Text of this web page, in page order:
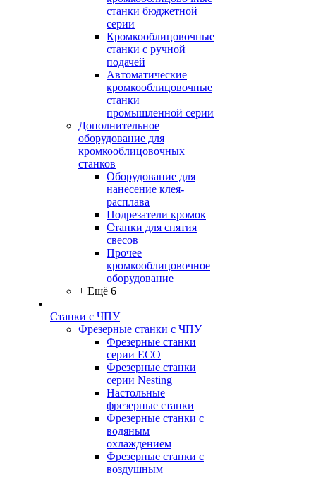
станки бюджетной
серии
Кромкооблицовочные
станки с ручной
подачей
Автоматические
кромкооблицовочные
станки
промышленной серии
Дополнительное
оборудование для
кромкооблицовочных
станков
Оборудование для
нанесение клея-
расплава
Подрезатели кромок
Станки для снятия
свесов
Прочее
кромкооблицовочное
оборудование
+ Ещё 6
Станки с ЧПУ
Фрезерные станки с ЧПУ
Фрезерные станки
серии ECO
Фрезерные станки
серии Nesting
Настольные
фрезерные станки
Фрезерные станки с
водяным
охлаждением
Фрезерные станки с
воздушным